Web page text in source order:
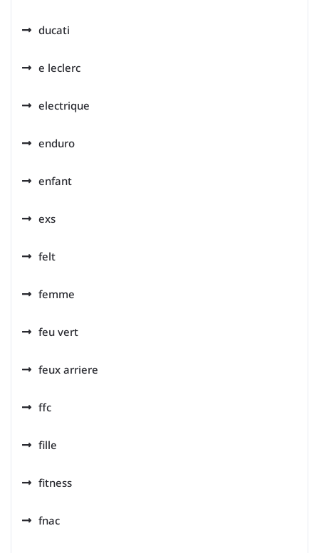
ducati
e leclerc
electrique
enduro
enfant
exs
felt
femme
feu vert
feux arriere
ffc
fille
fitness
fnac